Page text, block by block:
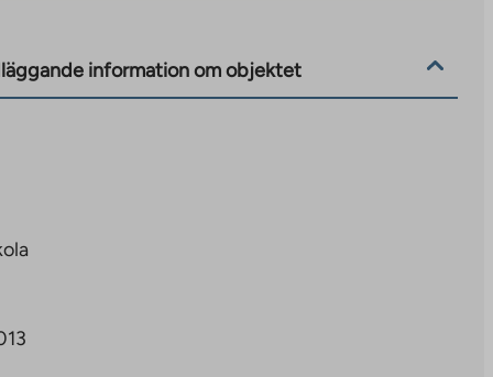
information om objektet